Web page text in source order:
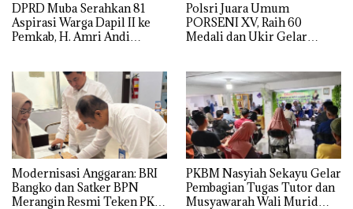
DPRD Muba Serahkan 81
Aspirasi Warga Dapil II ke
Pemkab, H. Amri Andi
Polsri Juara Umum
PORSENI XV, Raih 60
Medali dan Ukir Gelar
Modernisasi Anggaran: BRI
Bangko dan Satker BPN
Merangin Resmi Teken PKS
PKBM Nasyiah Sekayu Gelar
Pembagian Tugas Tutor dan
Musyawarah Wali Murid